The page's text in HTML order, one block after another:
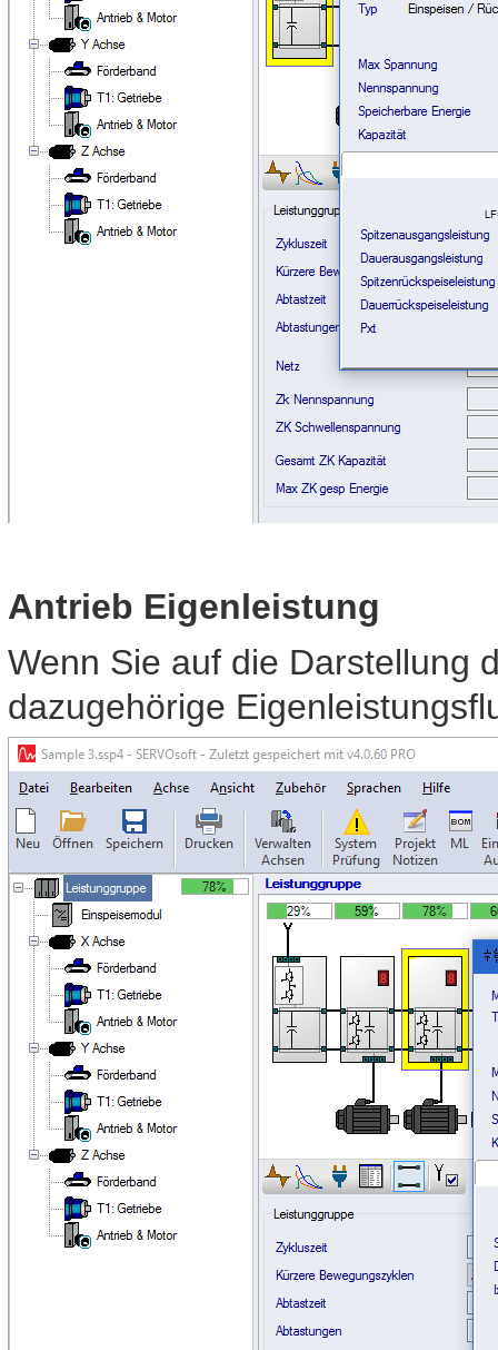
Antrieb Eigenleistung
Wenn Sie auf die Darstellung
dazugehörige